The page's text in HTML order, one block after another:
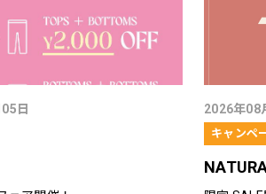
日 2026年08
キャンペ